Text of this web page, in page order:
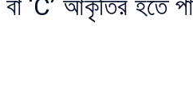
বা ‘C’ আকৃতির